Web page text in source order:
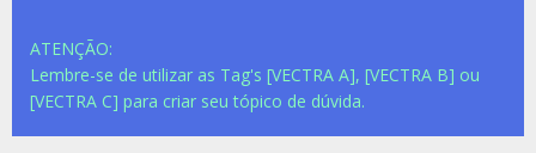
ATENÇÃO:
Lembre-se de utilizar as Tag's [VECTRA A], [VECTRA B] ou
[VECTRA C] para criar seu tópico de dúvida.